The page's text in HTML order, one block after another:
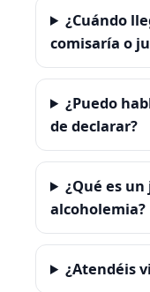
¿Cuándo
comisaría o
¿Puedo
de declarar?
¿Qué es
alcoholemia?
¿Atendéis